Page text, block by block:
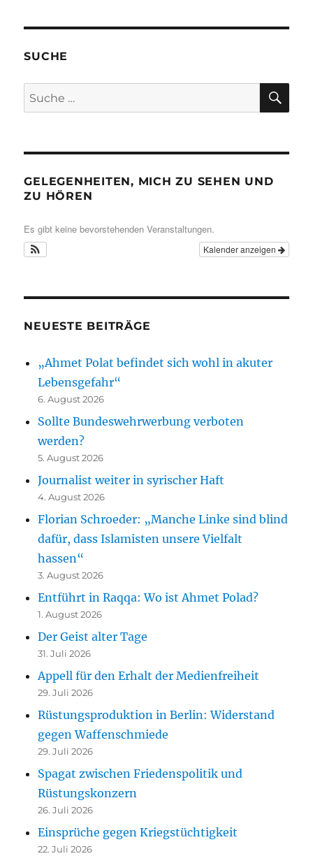
SUCHE
Suche
nach:
GELEGENHEITEN, MICH ZU SEHEN UND
ZU HÖREN
Es gibt keine bevorstehenden Veranstaltungen.
Kalender anzeigen
NEUESTE BEITRÄGE
„Ahmet Polat befindet sich wohl in akuter
Lebensgefahr“
6. August 2026
Sollte Bundeswehrwerbung verboten
werden?
5. August 2026
Journalist weiter in syrischer Haft
4. August 2026
Florian Schroeder: „Manche Linke sind blind
dafür, dass Islamisten unsere Vielfalt
hassen“
3. August 2026
Entführt in Raqqa: Wo ist Ahmet Polad?
1. August 2026
Der Geist alter Tage
31. Juli 2026
Appell für den Erhalt der Medienfreiheit
29. Juli 2026
Rüstungsproduktion in Berlin: Widerstand
gegen Waffenschmiede
29. Juli 2026
Spagat zwischen Friedenspolitik und
Rüstungskonzern
26. Juli 2026
Einsprüche gegen Kriegstüchtigkeit
22. Juli 2026